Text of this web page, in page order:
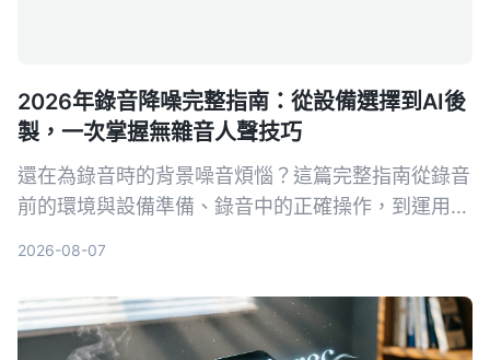
2026年錄音降噪完整指南：從設備選擇到AI後
製，一次掌握無雜音人聲技巧
還在為錄音時的背景噪音煩惱？這篇完整指南從錄音
前的環境與設備準備、錄音中的正確操作，到運用AI
2026-08-07